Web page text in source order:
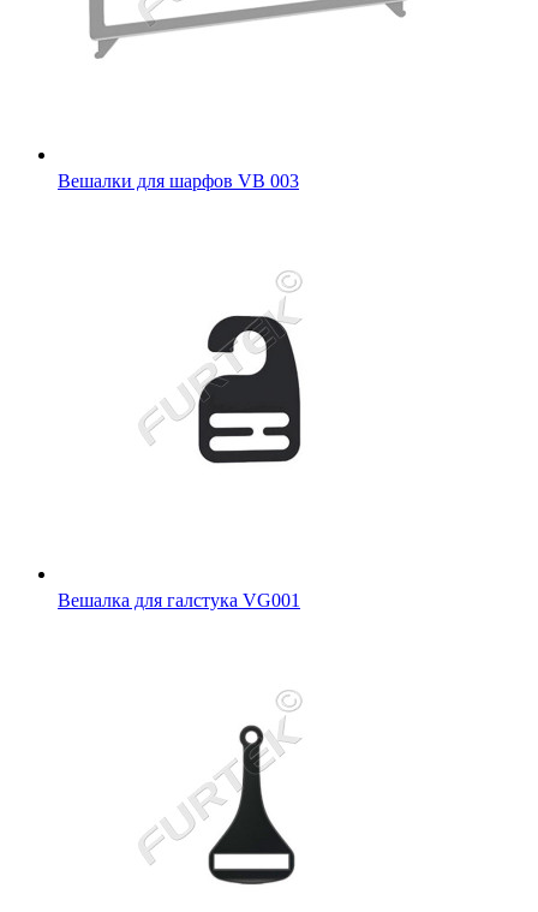
Вешалки для шарфов VB 003
Вешалка для галстука VG001